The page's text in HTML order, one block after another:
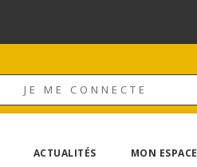
JE ME CONNECTE
ACTUALITÉS MON ESPACE